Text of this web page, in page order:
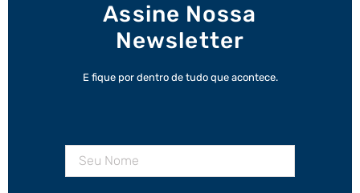
Assine Nossa
Newsletter
E fique por dentro de tudo que acontece.